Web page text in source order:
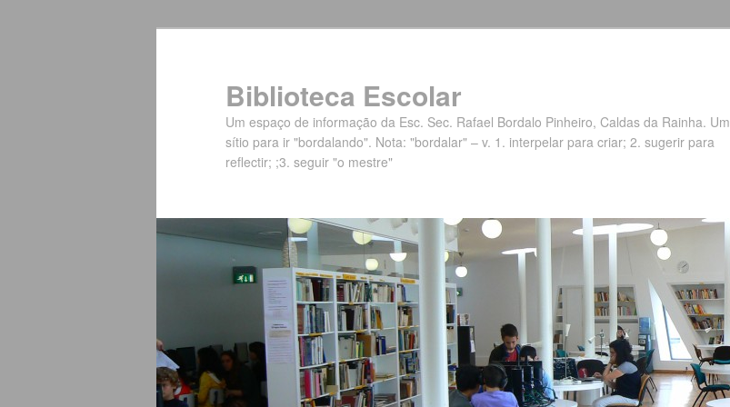
Biblioteca Escolar
Um espaço de informação da Esc. Sec. Rafael Bordalo Pinheiro, Caldas da Rainha. Um
sítio para ir "bordalando". Nota: "bordalar" – v. 1. interpelar para criar; 2. sugerir para
reflectir; ;3. seguir "o mestre"